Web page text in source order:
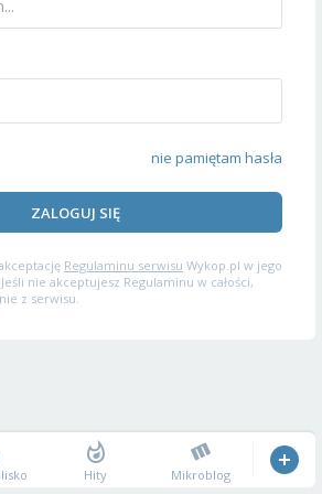
nie pamiętam hasła
ZALOGUJ SIĘ
Regulaminu serwisu Wykop.pl w jego
nie akceptujesz Regulaminu w całości,
z serwisu.
Hity Mikroblog